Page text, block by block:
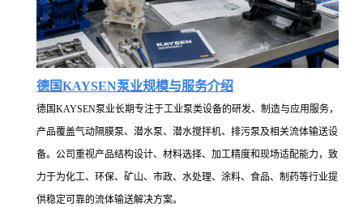
德国KAYSEN泵业规模与服务介绍
德国KAYSEN泵业长期专注于工业泵类设备的研发、制造与应用服务，
产品覆盖气动隔膜泵、潜水泵、潜水搅拌机、排污泵及相关流体输送设
备。公司重视产品结构设计、材料选择、加工精度和现场适配能力，致
力于为化工、环保、矿山、市政、水处理、涂料、食品、制药等行业提
供稳定可靠的流体输送解决方案。